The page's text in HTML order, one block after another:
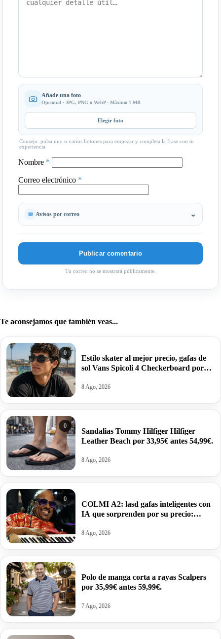
Añade una foto
Opcional · JPG, PNG o WebP · Máximo 1 MB
Elegir foto
Consejo: pulsa uno o varios botones para empezar y completa la frase con tu
experiencia.
Nombre *
Correo electrónico *
Avisos por correo
Tu correo no se mostrará públicamente.
Te aconsejamos que también veas...
0
Estilo skater al mejor precio, gafas de
sol Vans Spicoli 4 Checkerboard por
8 Ago, 2026
0
Sandalias Tommy Hilfiger Hilfiger
Leather Beach por 33,95€ antes 54,99€.
8 Ago, 2026
0
COLMI A2: lasd gafas inteligentes con
IA que sorprenden por su precio:
8 Ago, 2026
0
Polo de manga corta a rayas Scalpers
por 35,99€ antes 59,99€.
7 Ago, 2026